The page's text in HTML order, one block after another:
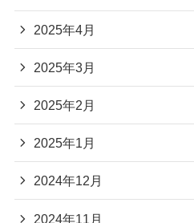
2025年4月
2025年3月
2025年2月
2025年1月
2024年12月
2024年11月